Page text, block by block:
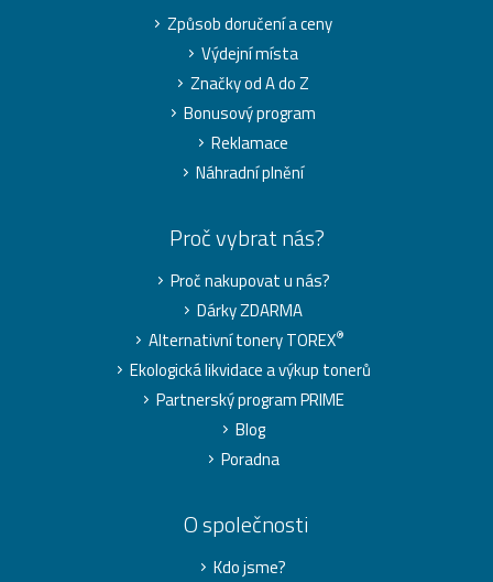
Způsob doručení a ceny
Výdejní místa
Značky od A do Z
Bonusový program
Reklamace
Náhradní plnění
Proč vybrat nás?
Proč nakupovat u nás?
Dárky ZDARMA
Alternativní tonery TOREX®
Ekologická likvidace a výkup tonerů
Partnerský program PRIME
Blog
Poradna
O společnosti
Kdo jsme?